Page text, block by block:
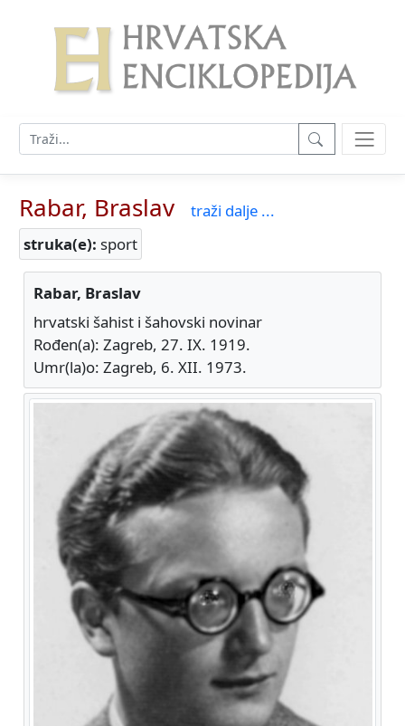
Rabar, Braslav
traži dalje ...
struka(e): sport
Rabar, Braslav
hrvatski šahist i šahovski novinar
Rođen(a): Zagreb, 27. IX. 1919.
Umr(la)o: Zagreb, 6. XII. 1973.